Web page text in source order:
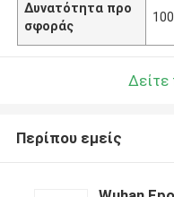
Δυνατότητα προ
σφοράς
Περίπου εμείς